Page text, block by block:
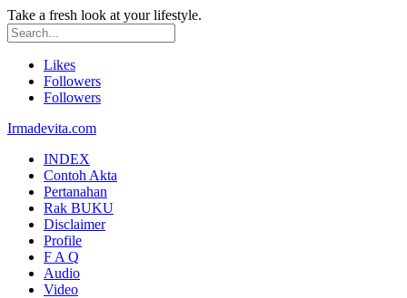
Take a fresh look at your lifestyle.
Likes
Followers
Followers
Irmadevita.com
INDEX
Contoh Akta
Pertanahan
Rak BUKU
Disclaimer
Profile
F A Q
Audio
Video